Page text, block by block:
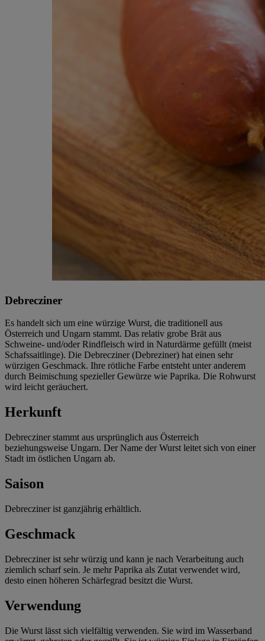
Debrecziner
Es handelt sich um eine würzige Wurst, die traditionell aus
Österreich und Ungarn stammt. Das relativ grobe Brät aus
Schweine- und/oder Rindfleisch wird in Naturdärme gefüllt (meist
Schafssaitlinge). Die Debrecziner (Debreziner) hat einen sehr
würzigen Geschmack. Ihre rötliche Farbe entsteht unter anderem
durch Beimischung spezieller Gewürze wie Paprika. Die Rohwurst
wird leicht geräuchert.
Herkunft
Debrecziner stammt aus ursprünglich aus Österreich
beziehungsweise Ungarn. Der Name der Wurst leitet sich von einer
Stadt im östlichen Ungarn ab.
Saison
Debrecziner ist ganzjährig erhältlich.
Geschmack
Debrecziner ist sehr würzig und kann je nach Verarbeitung auch
ziemlich scharf sein. Je mehr Paprika als Zutat verwendet wird,
desto einen höheren Schärfegrad besitzt die Wurst.
Verwendung
Die Wurst lässt sich vielfältig verwenden. Sie wird im Wasserband